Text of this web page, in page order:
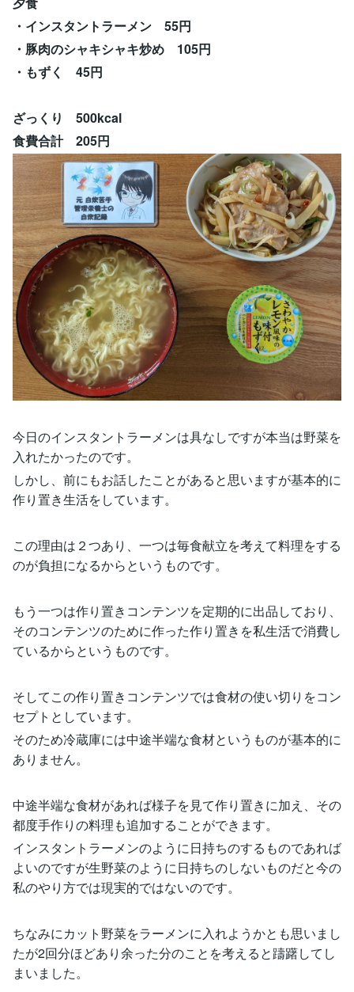
・インスタントラーメン 55円
・豚肉のシャキシャキ炒め 105円
・もずく 45円
ざっくり 500kcal
食費合計 205円
今日のインスタントラーメンは具なしですが本当は野菜を
入れたかったのです。
しかし、前にもお話したことがあると思いますが基本的に
作り置き生活をしています。
この理由は２つあり、一つは毎食献立を考えて料理をする
のが負担になるからというものです。
もう一つは作り置きコンテンツを定期的に出品しており、
そのコンテンツのために作った作り置きを私生活で消費し
ているからというものです。
そしてこの作り置きコンテンツでは食材の使い切りをコン
セプトとしています。
そのため冷蔵庫には中途半端な食材というものが基本的に
ありません。
中途半端な食材があれば様子を見て作り置きに加え、その
都度手作りの料理も追加することができます。
インスタントラーメンのように日持ちのするものであれば
よいのですが生野菜のように日持ちのしないものだと今の
私のやり方では現実的ではないのです。
ちなみにカット野菜をラーメンに入れようかとも思いまし
たが2回分ほどあり余った分のことを考えると躊躇してし
まいました。